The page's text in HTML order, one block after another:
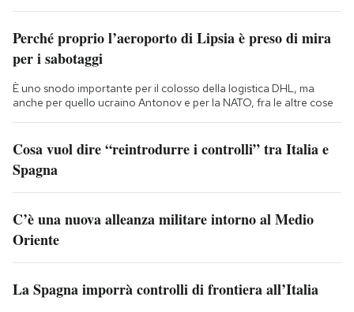
Perché proprio l’aeroporto di Lipsia è preso di mira
per i sabotaggi
È uno snodo importante per il colosso della logistica DHL, ma
anche per quello ucraino Antonov e per la NATO, fra le altre cose
Cosa vuol dire “reintrodurre i controlli” tra Italia e
Spagna
C’è una nuova alleanza militare intorno al Medio
Oriente
La Spagna imporrà controlli di frontiera all’Italia